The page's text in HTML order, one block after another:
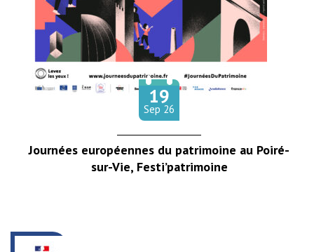
Journées européennes du patrimoine au Poiré-
sur-Vie, Festi’patrimoine
Le 19
Sep tembre
26